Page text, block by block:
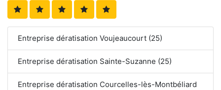
Entreprise dératisation Voujeaucourt (25)
Entreprise dératisation Sainte-Suzanne (25)
Entreprise dératisation Courcelles-lès-Montbéliard